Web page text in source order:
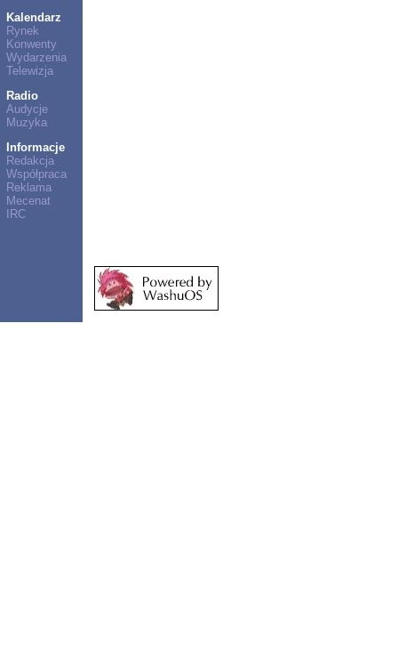
Kalendarz
Rynek
Konwenty
Wydarzenia
Telewizja
Radio
Audycje
Muzyka
Informacje
Redakcja
Współpraca
Reklama
Mecenat
IRC